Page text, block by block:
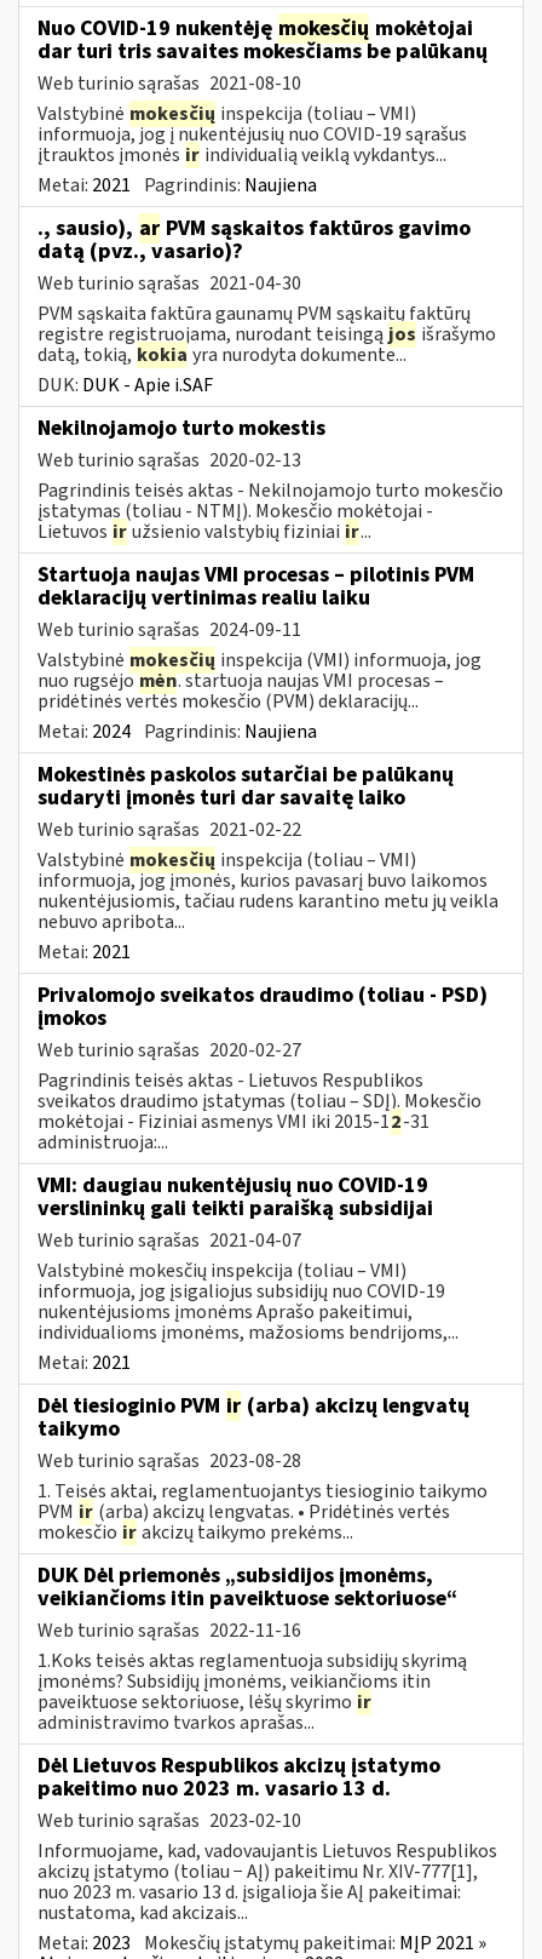
Nuo COVID-19 nukentėję mokesčių mokėtojai
dar turi tris savaites mokesčiams be palūkanų
Web turinio sąrašas 2021-08-10
Valstybinė mokesčių inspekcija (toliau – VMI)
informuoja, jog į nukentėjusių nuo COVID-19 sąrašus
įtrauktos įmonės ir individualią veiklą vykdantys...
Metai: 2021 Pagrindinis: Naujiena
., sausio), ar PVM sąskaitos faktūros gavimo
datą (pvz., vasario)?
Web turinio sąrašas 2021-04-30
PVM sąskaita faktūra gaunamų PVM sąskaitų faktūrų
registre registruojama, nurodant teisingą jos išrašymo
datą, tokią, kokia yra nurodyta dokumente...
DUK: DUK - Apie i.SAF
Nekilnojamojo turto mokestis
Web turinio sąrašas 2020-02-13
Pagrindinis teisės aktas - Nekilnojamojo turto mokesčio
įstatymas (toliau - NTMĮ). Mokesčio mokėtojai -
Lietuvos iružsienio valstybių fiziniai ir...
Startuoja naujas VMI procesas – pilotinis PVM
deklaracijų vertinimas realiu laiku
Web turinio sąrašas 2024-09-11
Valstybinė mokesčių inspekcija (VMI) informuoja, jog
nuo rugsėjomėn. startuoja naujas VMI procesas –
pridėtinės vertės mokesčio (PVM) deklaracijų...
Metai: 2024 Pagrindinis: Naujiena
Mokestinės paskolos sutarčiai be palūkanų
sudaryti įmonės turi dar savaitę laiko
Web turinio sąrašas 2021-02-22
Valstybinė mokesčių inspekcija (toliau – VMI)
informuoja, jog įmonės, kurios pavasarį buvo laikomos
nukentėjusiomis, tačiau rudens karantino metu jų veikla
nebuvo apribota...
Metai: 2021
Privalomojo sveikatos draudimo (toliau - PSD)
įmokos
Web turinio sąrašas 2020-02-27
Pagrindinis teisės aktas - Lietuvos Respublikos
sveikatos draudimo įstatymas (toliau – SDĮ). Mokesčio
mokėtojai - Fiziniai asmenys VMI iki 2015-12-31
administruoja:...
VMI: daugiau nukentėjusių nuo COVID-19
verslininkų gali teikti paraišką subsidijai
Web turinio sąrašas 2021-04-07
Valstybinė mokesčių inspekcija (toliau – VMI)
informuoja, jog įsigaliojus subsidijų nuo COVID-19
nukentėjusioms įmonėms Aprašo pakeitimui,
individualioms įmonėms, mažosioms bendrijoms,...
Metai: 2021
Dėl tiesioginio PVM ir (arba) akcizų lengvatų
taikymo
Web turinio sąrašas 2023-08-28
1. Teisės aktai, reglamentuojantys tiesioginio taikymo
PVM ir (arba) akcizų lengvatas. • Pridėtinės vertės
mokesčio irakcizų taikymo prekėms...
DUK Dėl priemonės „subsidijos įmonėms,
veikiančioms itin paveiktuose sektoriuose“
Web turinio sąrašas 2022-11-16
1.Koks teisės aktas reglamentuoja subsidijų skyrimą
įmonėms? Subsidijų įmonėms, veikiančioms itin
paveiktuose sektoriuose, lėšų skyrimo ir
administravimo tvarkos aprašas...
Dėl Lietuvos Respublikos akcizų įstatymo
pakeitimo nuo 2023 m. vasario 13 d.
Web turinio sąrašas 2023-02-10
Informuojame, kad, vadovaujantis Lietuvos Respublikos
akcizų įstatymo (toliau − AĮ) pakeitimu Nr. XIV-777[1],
nuo 2023 m. vasario 13 d. įsigalioja šie AĮ pakeitimai:
nustatoma, kad akcizais...
Metai: 2023 Mokesčių įstatymų pakeitimai: MĮP 2021 »